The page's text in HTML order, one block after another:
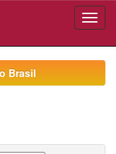
Brasil